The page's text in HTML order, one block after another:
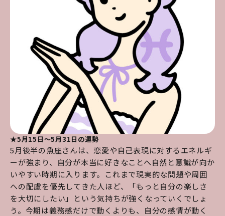
★5月15日～5月31日の運勢
5月後半の魚座さんは、恋愛や自己表現に対するエネルギ
ーが強まり、自分が本当に好きなことへ自然と意識が向か
いやすい時期に入ります。これまで現実的な問題や周囲
への配慮を優先してきた人ほど、「もっと自分の楽しさ
を大切にしたい」という気持ちが強くなっていくでしょ
う。今期は義務感だけで動くよりも、自分の感情が動く